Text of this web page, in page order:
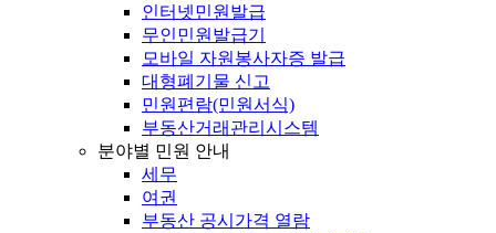
인터넷민원발급
무인민원발급기
모바일 자원봉사자증 발급
대형폐기물 신고
민원편람(민원서식)
부동산거래관리시스템
분야별 민원 안내
세무
여권
부동산 공시가격 열람